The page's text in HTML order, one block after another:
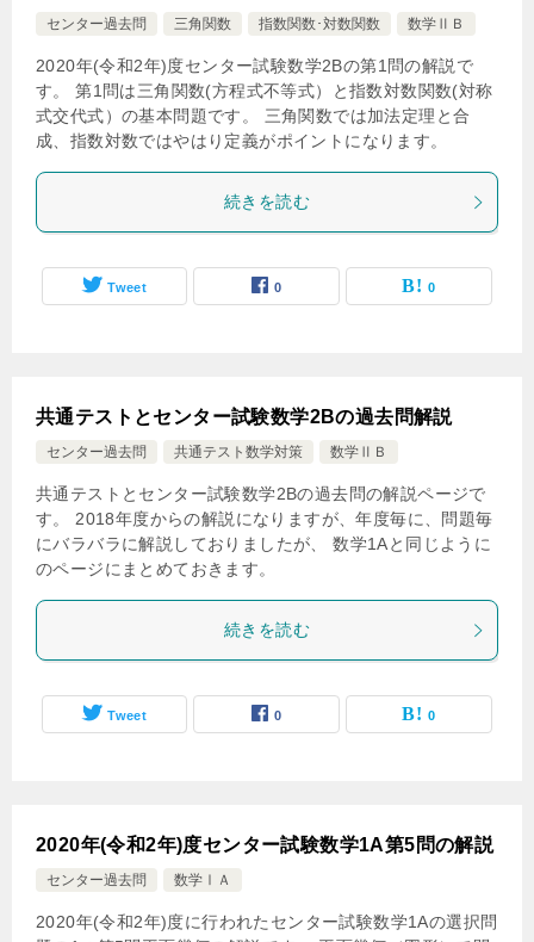
センター過去問 三角関数 指数関数･対数関数 数学ⅡＢ
2020年(令和2年)度センター試験数学2Bの第1問の解説で
す。 第1問は三角関数(方程式不等式）と指数対数関数(対称
式交代式）の基本問題です。 三角関数では加法定理と合
成、指数対数ではやはり定義がポイントになります。
続きを読む
Tweet 0 0
共通テストとセンター試験数学2Bの過去問解説
センター過去問 共通テスト数学対策 数学ⅡＢ
共通テストとセンター試験数学2Bの過去問の解説ページで
す。 2018年度からの解説になりますが、年度毎に、問題毎
にバラバラに解説しておりましたが、 数学1Aと同じように
のページにまとめておきます。
続きを読む
Tweet 0 0
2020年(令和2年)度センター試験数学1A第5問の解説
センター過去問 数学ⅠＡ
2020年(令和2年)度に行われたセンター試験数学1Aの選択問